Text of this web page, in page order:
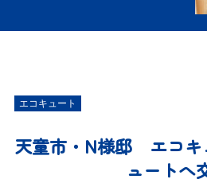
エコキュート
天童市・N様邸 エコキ
ュートへ